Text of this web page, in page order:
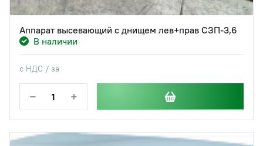
Аппарат высевающий с днищем лев+прав СЗП-3,6
В наличии
с НДС / за
− +